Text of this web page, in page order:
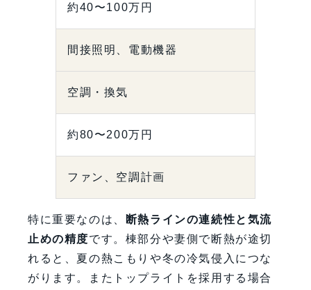
約40〜100万円
間接照明、電動機器
空調・換気
約80〜200万円
ファン、空調計画
特に重要なのは、
断熱ラインの連続性と気流
止めの精度です。棟部分や妻側で断熱が途切
れると、夏の熱こもりや冬の冷気侵入につな
がります。またトップライトを採用する場合